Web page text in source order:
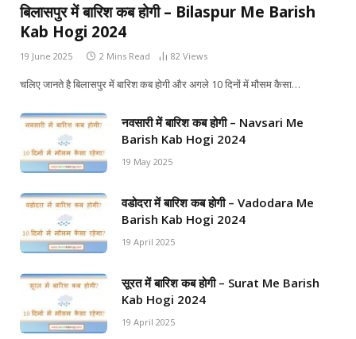
बिलासपुर में बारिश कब होगी – Bilaspur Me Barish
Kab Hogi 2024
19 June 2025 2 Mins Read 82 Views
चलिए जानते है बिलासपुर में बारिश कब होगी और अगले 10 दिनों में मौसम कैसा…
नवसारी में बारिश कब होगी – Navsari Me
Barish Kab Hogi 2024
19 May 2025
वडोदरा में बारिश कब होगी – Vadodara Me
Barish Kab Hogi 2024
19 April 2025
सूरत में बारिश कब होगी – Surat Me Barish
Kab Hogi 2024
19 April 2025